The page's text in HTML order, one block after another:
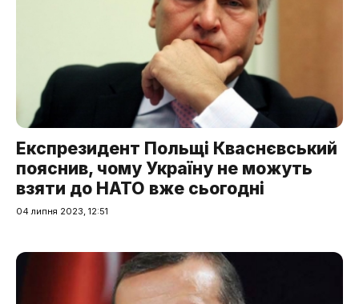
Експрезидент Польщі Кваснєвський
пояснив, чому Україну не можуть
взяти до НАТО вже сьогодні
04 липня 2023, 12:51